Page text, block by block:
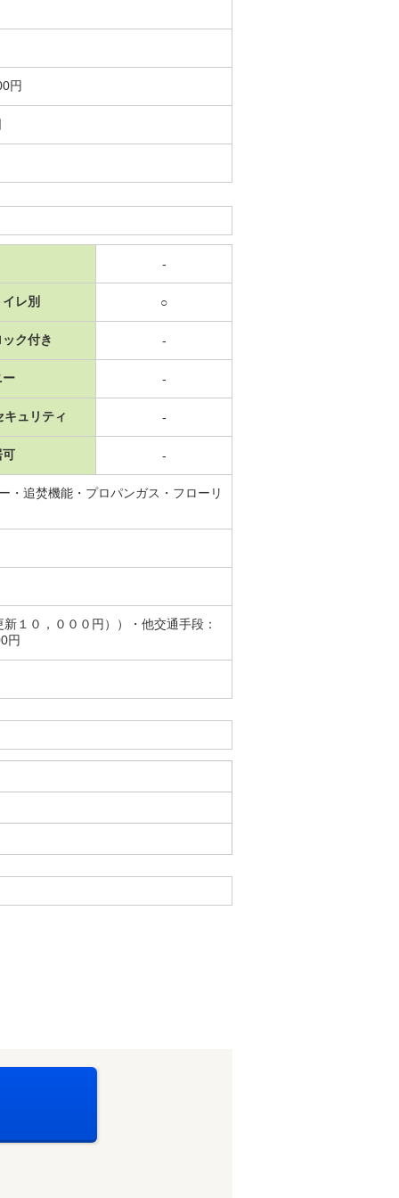
円
-
レ別 ○
ク付き -
ー -
キュリティ -
可 -
・追焚機能・プロパンガス・フローリ
１０，０００円））・他交通手段：
円